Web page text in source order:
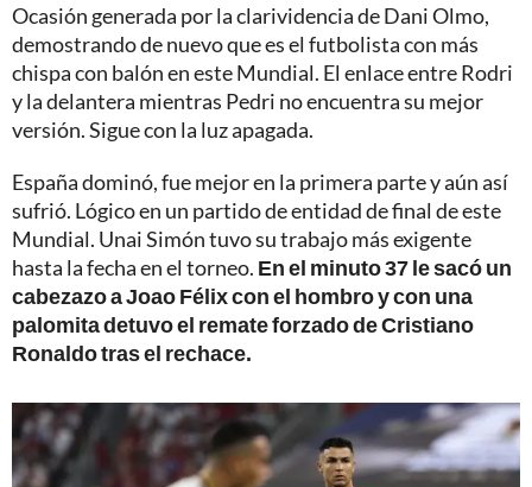
Ocasión generada por la clarividencia de Dani Olmo,
demostrando de nuevo que es el futbolista con más
chispa con balón en este Mundial. El enlace entre Rodri
y la delantera mientras Pedri no encuentra su mejor
versión. Sigue con la luz apagada.
España dominó, fue mejor en la primera parte y aún así
sufrió. Lógico en un partido de entidad de final de este
Mundial. Unai Simón tuvo su trabajo más exigente
hasta la fecha en el torneo. En el minuto 37 le sacó un
cabezazo a Joao Félix con el hombro y con una
palomita detuvo el remate forzado de Cristiano
Ronaldo tras el rechace.